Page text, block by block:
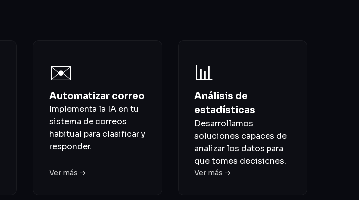
✉️
Automatizar correo
Implementa la IA en tu
sistema de correos
habitual para clasificar y
responder.
Ver más →
📊
Análisis de
estadísticas
Desarrollamos
soluciones capaces de
analizar los datos para
que tomes decisiones.
Ver más →